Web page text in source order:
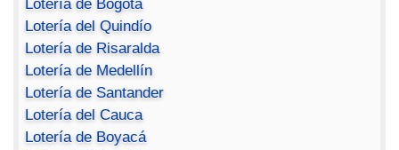
Lotería de Bogotá
Lotería del Quindío
Lotería de Risaralda
Lotería de Medellín
Lotería de Santander
Lotería del Cauca
Lotería de Boyacá